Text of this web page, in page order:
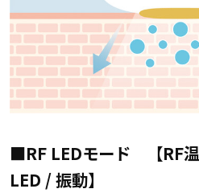
■RF LEDモード 【RF
LED / 振動】